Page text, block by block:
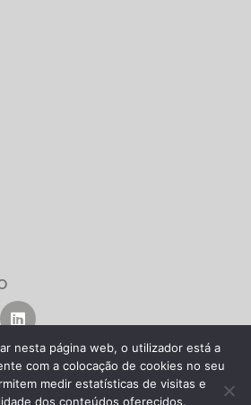
nesta página web, o utilizador está a
com a colocação de cookies no seu
medir estatísticas de visitas e
dos conteúdos oferecidos.